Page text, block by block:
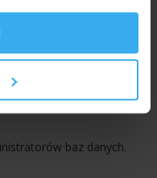
oraz systemu
baz danych.